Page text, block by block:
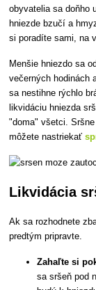
obyvatelia sa doňho
hniezde bzučí a
si poradíte sami, na
Menšie hniezdo sa
večerných hodinách
sa nestihne rýchlo
likvidáciu hniezda
"doma" všetci.
môžete nastriekať
Likvidácia
Ak sa rozhodnete
predtým pripravte.
Zahaľte si
sa sršeň pod